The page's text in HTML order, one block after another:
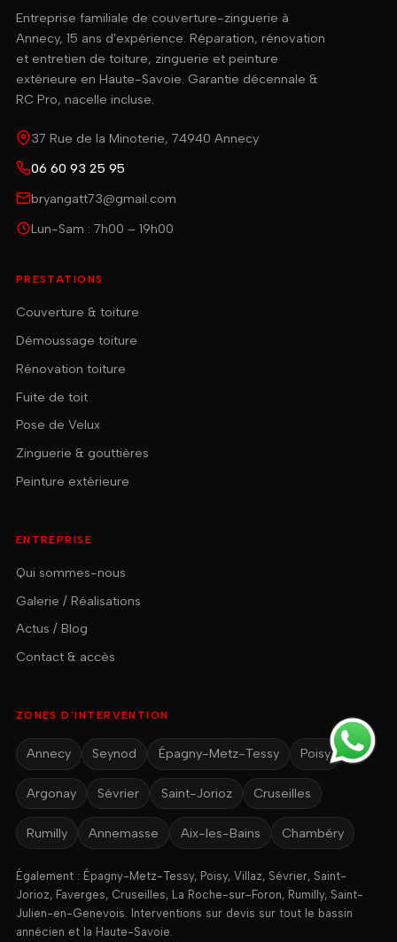
Entreprise familiale de couverture-zinguerie à
Annecy, 15 ans d'expérience. Réparation, rénovation
et entretien de toiture, zinguerie et peinture
extérieure en Haute-Savoie. Garantie décennale &
RC Pro, nacelle incluse.
37 Rue de la Minoterie, 74940 Annecy
06 60 93 25 95
bryangatt73@gmail.com
Lun-Sam : 7h00 – 19h00
PRESTATIONS
Couverture & toiture
Démoussage toiture
Rénovation toiture
Fuite de toit
Pose de Velux
Zinguerie & gouttières
Peinture extérieure
ENTREPRISE
Qui sommes-nous
Galerie / Réalisations
Actus / Blog
Contact & accès
ZONES D'INTERVENTION
Annecy Seynod Épagny-Metz-Tessy Poisy
Argonay Sévrier Saint-Jorioz Cruseilles
Rumilly Annemasse Aix-les-Bains Chambéry
Également : Épagny-Metz-Tessy, Poisy, Villaz, Sévrier, Saint-
Jorioz, Faverges, Cruseilles, La Roche-sur-Foron, Rumilly, Saint-
Julien-en-Genevois. Interventions sur devis sur tout le bassin
annécien et la Haute-Savoie.